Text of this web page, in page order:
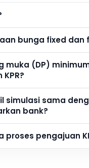
bunga fixed dan
muka (DP)
simulasi sama
bank?
proses pengajuan